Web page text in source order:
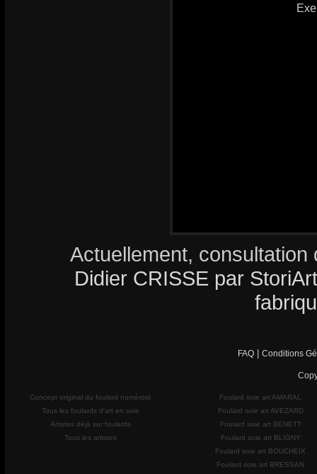
Actuellement,
Didier CRISSE par
FAQ Conditions
Concept original du foulard numéroté
Tous les foulards d'art en soie
Artistes déjà sur foulards
Tous les artistes
Foulard soie art AMARAL
Foulard soie art AVEZARD
Foulard soie art BENETT
Foulard soie art BLIGNY
Foulard soie art BOUCHEIX
Foulard soie art BRESSAN